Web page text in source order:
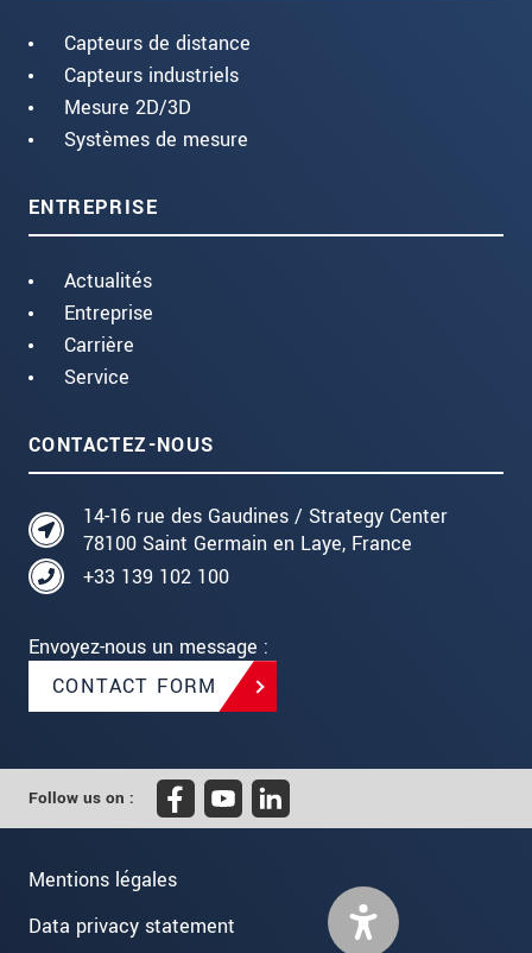
Capteurs de distance
Capteurs industriels
Mesure 2D/3D
Systèmes de mesure
ENTREPRISE
Actualités
Entreprise
Carrière
Service
CONTACTEZ-NOUS
14-16 rue des Gaudines / Strategy Center
78100 Saint Germain en Laye, France
+33 139 102 100
Envoyez-nous un message :
CONTACT FORM
Follow us on :
Mentions légales
Data privacy statement